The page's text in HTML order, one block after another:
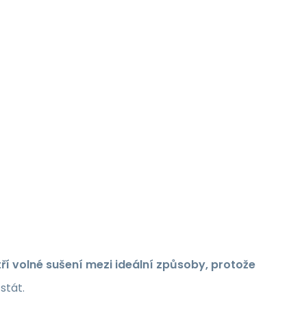
volné sušení mezi ideální způsoby, protože